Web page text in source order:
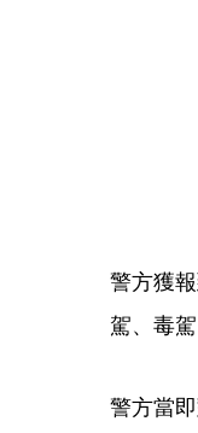
警方獲
駕、毒
警方當